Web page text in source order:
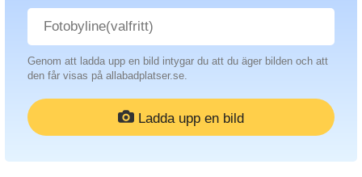
Genom att ladda upp en bild intygar du att du äger bilden och att
den får visas på allabadplatser.se.
Ladda upp en bild